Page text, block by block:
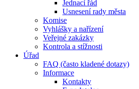
Jednací řád
Usnesení rady města
Komise
Vyhlášky a nařízení
Veřejné zakázky
Kontrola a stížnosti
Úřad
FAQ (často kladené dotazy)
Informace
Kontakty